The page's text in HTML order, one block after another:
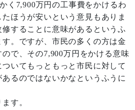
7,900万円の工事費をかけるわ
ほうが安いという意見もありま
することに意味があるというふ
。ですが、市民の多くの方は金
で、その7,900万円をかける意味
いてもっともっと市民に対して
るのではないかなというふうに
す。